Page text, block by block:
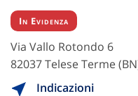
In Evidenza
Via Vallo Rotondo 6
82037 Telese Terme
Indicazioni